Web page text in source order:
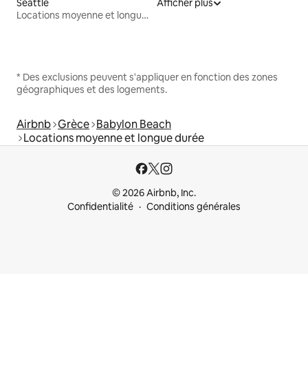
Seattle
Locations moyenne et longue durée
Afficher plus
* Des exclusions peuvent s'appliquer en fonction des zones
géographiques et des logements.
Airbnb Grèce Babylon Beach
Locations moyenne et longue durée
© 2026 Airbnb, Inc.
Confidentialité
Conditions générales